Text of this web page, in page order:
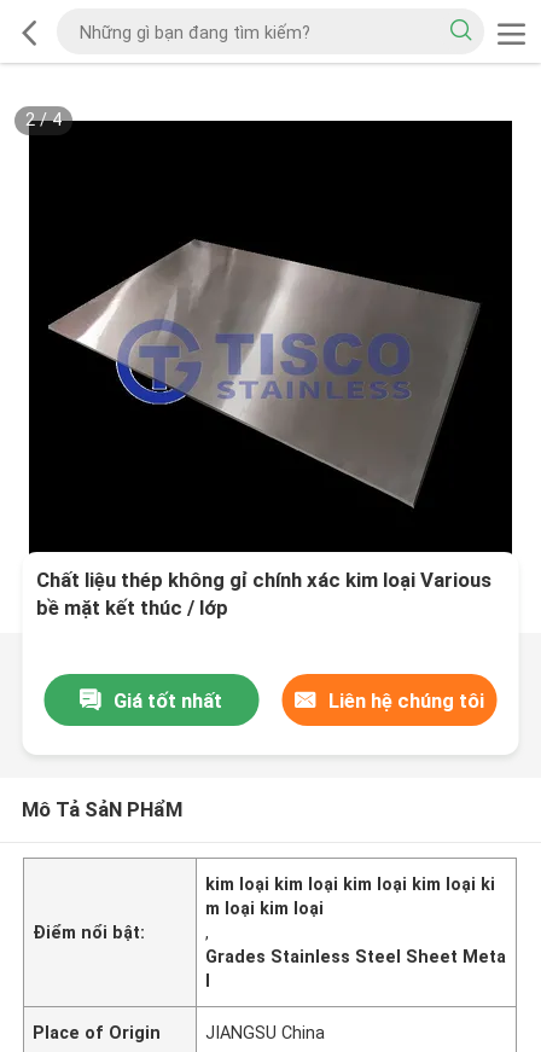
2/4
Chất liệu thép không gỉ chính xác kim loại Various
bề mặt kết thúc / lớp
Giá tốt nhất Liên hệ chúng tôi
Mô Tả SảN PHẩM
Điểm nổi bật:
kim loại kim loại kim loại kim loại ki
m loại kim loại
,
Grades Stainless Steel Sheet Meta
l
Place of Origin JIANGSU China